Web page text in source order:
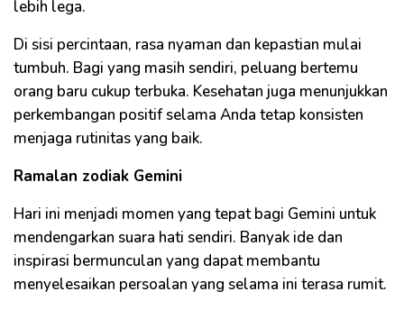
lebih lega.
Di sisi percintaan, rasa nyaman dan kepastian mulai
tumbuh. Bagi yang masih sendiri, peluang bertemu
orang baru cukup terbuka. Kesehatan juga menunjukkan
perkembangan positif selama Anda tetap konsisten
menjaga rutinitas yang baik.
Ramalan zodiak Gemini
Hari ini menjadi momen yang tepat bagi Gemini untuk
mendengarkan suara hati sendiri. Banyak ide dan
inspirasi bermunculan yang dapat membantu
menyelesaikan persoalan yang selama ini terasa rumit.